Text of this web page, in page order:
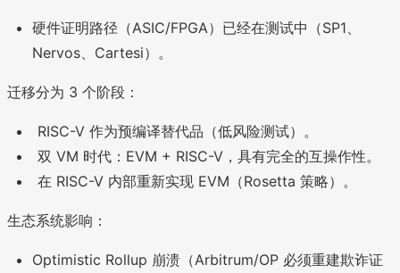
硬件证明路径（ASIC/FPGA）已经在测试中（SP1、
Nervos、Cartesi）。
迁移分为 3 个阶段：
RISC-V 作为预编译替代品（低风险测试）。
双 VM 时代：EVM + RISC-V，具有完全的互操作性。
在 RISC-V 内部重新实现 EVM（Rosetta 策略）。
生态系统影响：
Optimistic Rollup 崩溃（Arbitrum/OP 必须重建欺诈证